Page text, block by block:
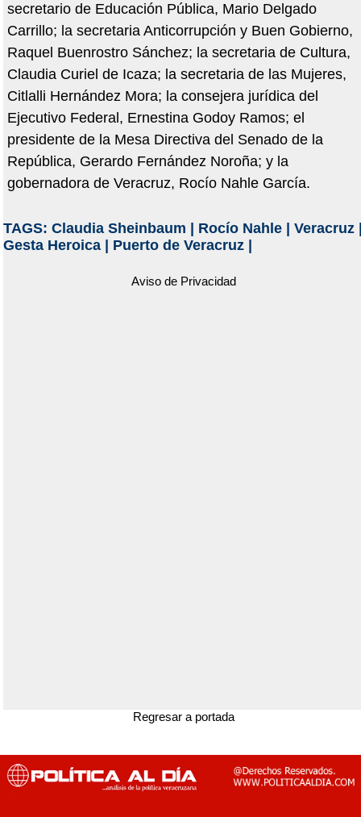
secretario de Educación Pública, Mario Delgado
Carrillo; la secretaria Anticorrupción y Buen Gobierno,
Raquel Buenrostro Sánchez; la secretaria de Cultura,
Claudia Curiel de Icaza; la secretaria de las Mujeres,
Citlalli Hernández Mora; la consejera jurídica del
Ejecutivo Federal, Ernestina Godoy Ramos; el
presidente de la Mesa Directiva del Senado de la
República, Gerardo Fernández Noroña; y la
gobernadora de Veracruz, Rocío Nahle García.
TAGS: Claudia Sheinbaum Rocío Nahle| Veracruz
Gesta Heroica| Puerto de Veracruz|
Aviso de Privacidad
Regresar a portada